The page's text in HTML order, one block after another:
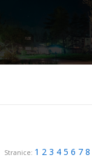
Stranice: 1 2 3 4 5 6 7 8